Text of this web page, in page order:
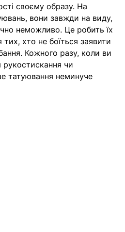
своєму образу. На
вони завжди на виду,
неможливо. Це робить їх
хто не боїться заявити
Кожного разу, коли ви
рукостискання чи
татуювання неминуче